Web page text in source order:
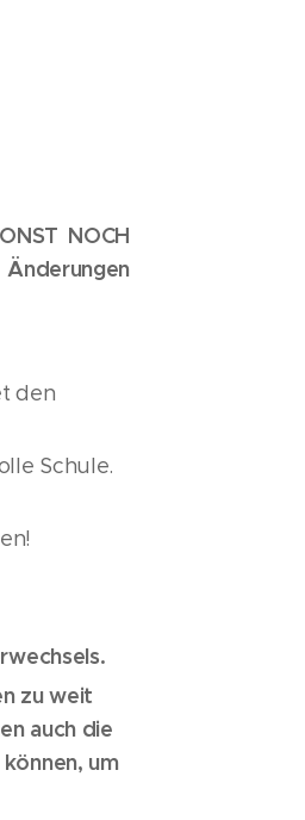
NOCH
den
Schule.
zu weit
auch die
um